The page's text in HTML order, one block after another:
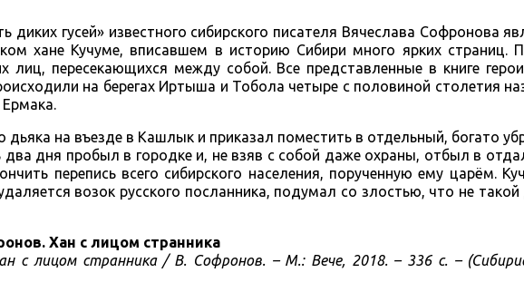
диких гусей» известного сибирского писателя Вячеслава Софронова
хане Кучуме, вписавшем в историю Сибири много ярких страниц.
лиц, пересекающихся между собой. Все представленные в книге
на берегах Иртыша и Тобола четыре с половиной столетия
дьяка на въезде в Кашлык и приказал поместить в отдельный, богато
два дня пробыл в городке и, не взяв с собой даже охраны, отбыл в
перепись всего сибирского населения, порученную ему царём.
возок русского посланника, подумал со злостью, что не
Хан с лицом странника
с лицом странника / В. Софронов. – М.: Вече, 2018. – 336 с. –